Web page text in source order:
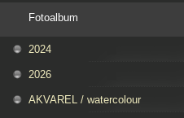
Fotoalbum
2024
2026
AKVAREL / watercolour